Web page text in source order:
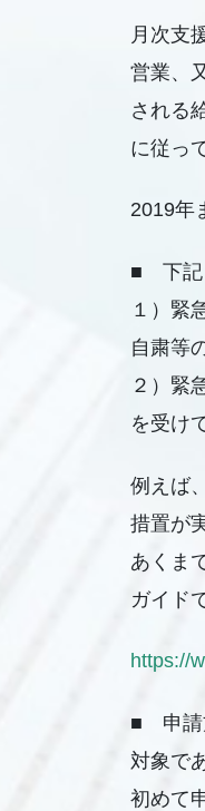
月次支
営業、
される
に従っ
2019年
■ 下記
１）緊
自粛等
２）緊
を受け
例えば
措置が
あくま
ガイド
https://
■ 申請
対象で
初めて